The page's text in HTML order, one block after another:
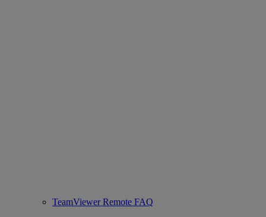
TeamViewer Remote FAQ